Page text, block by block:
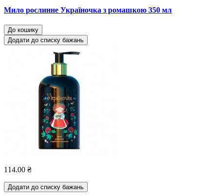
Мило рослинне Україночка з ромашкою 350 мл
До кошику
Додати до списку бажань
114.00 ₴
Додати до списку бажань